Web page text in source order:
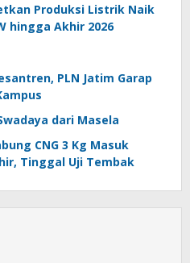
Produksi Listrik Naik
hingga Akhir 2026
PLN Jatim Garap
dari Masela
CNG 3 Kg Masuk
Tinggal Uji Tembak